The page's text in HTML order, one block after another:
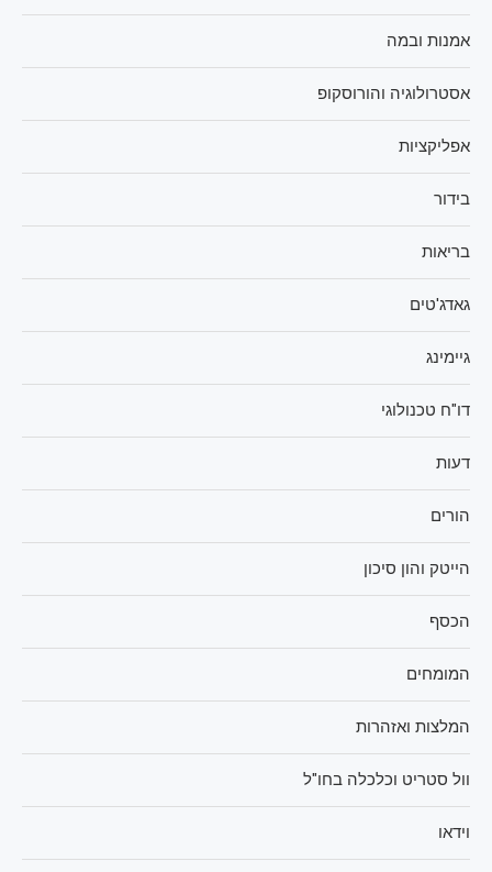
אמנות ובמה
אסטרולוגיה והורוסקופ
אפליקציות
בידור
בריאות
גאדג'טים
גיימינג
דו"ח טכנולוגי
דעות
הורים
הייטק והון סיכון
הכסף
המומחים
המלצות ואזהרות
וול סטריט וכלכלה בחו"ל
וידאו